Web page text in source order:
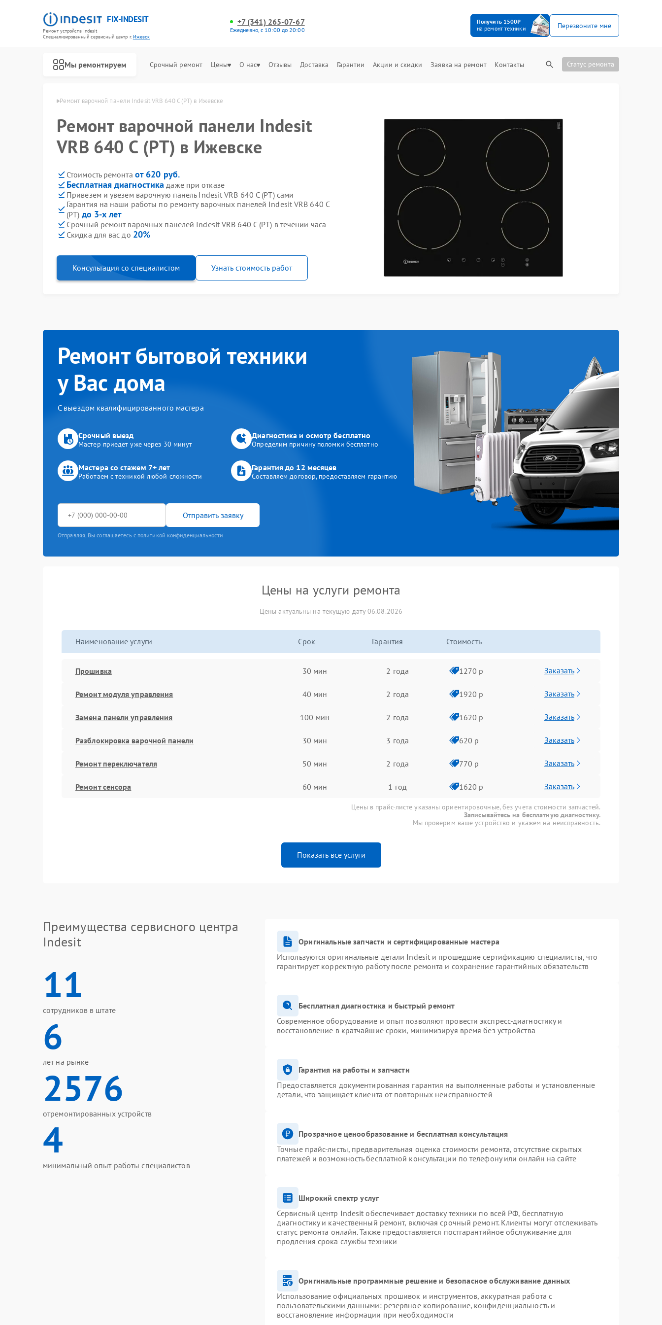
FIX-INDESIT
Ремонт устройств Indesit
Специализированный cервисный центр г.Ижевск
+7 (341) 265-07-67
Ежедневно, с 10:00 до 20:00
Получить 1500₽
на ремонт техники
Перезвоните мне
Мы ремонтируем Срочный ремонт Цены О нас Отзывы Доставка Гарантии Акции и скидки Заявка на ремонт Контакты Статус ремонта
Ремонт варочной панели Indesit VRB 640 C (PT) в Ижевске
Ремонт варочной панели Indesit
VRB 640 C (PT) в Ижевске
Стоимость ремонта от 620 руб.
Бесплатная диагностика даже при отказе
Привезем и увезем варочную панель Indesit VRB 640 C (PT) сами
Гарантия на наши работы по ремонту варочных панелей Indesit VRB 640 C
(PT) до 3-х лет
Срочный ремонт варочных панелей Indesit VRB 640 C (PT) в течении часа
Скидка для вас до 20%
Консультация со специалистом Узнать стоимость работ
Ремонт бытовой техники
у Вас дома
С выездом квалифицированного мастера
Срочный выезд
Мастер приедет уже через 30 минут
Диагностика и осмотр бесплатно
Определим причину поломки бесплатно
Мастера со стажем 7+ лет
Работаем с техникой любой сложности
Гарантия до 12 месяцев
Составляем договор, предоставляем гарантию
Отправить заявку
Отправляя, Вы соглашаетесь с политикой конфиденциальности
Цены на услуги ремонта
Цены актуальны на текущую дату 06.08.2026
Наименование услуги Срок Гарантия Стоимость
Прошивка 30 мин 2 года 1270 р Заказать
Ремонт модуля управления 40 мин 2 года 1920 р Заказать
Замена панели управления 100 мин 2 года 1620 р Заказать
Разблокировка варочной панели 30 мин 3 года 620 р Заказать
Ремонт переключателя 50 мин 2 года 770 р Заказать
Ремонт сенсора 60 мин 1 год 1620 р Заказать
Цены в прайс-листе указаны ориентировочные, без учета стоимости запчастей.
Записывайтесь на бесплатную диагностику.
Мы проверим ваше устройство и укажем на неисправность.
Показать все услуги
Преимущества сервисного центра
Indesit
11
сотрудников в штате
6
лет на рынке
2576
отремонтированных устройств
4
минимальный опыт работы специалистов
Оригинальные запчасти и сертифицированные мастера
Используются оригинальные детали Indesit и прошедшие сертификацию специалисты, что
гарантирует корректную работу после ремонта и сохранение гарантийных обязательств
Бесплатная диагностика и быстрый ремонт
Современное оборудование и опыт позволяют провести экспресс-диагностику и
восстановление в кратчайшие сроки, минимизируя время без устройства
Гарантия на работы и запчасти
Предоставляется документированная гарантия на выполненные работы и установленные
детали, что защищает клиента от повторных неисправностей
Прозрачное ценообразование и бесплатная консультация
Точные прайс-листы, предварительная оценка стоимости ремонта, отсутствие скрытых
платежей и возможность бесплатной консультации по телефону или онлайн на сайте
Широкий спектр услуг
Сервисный центр Indesit обеспечивает доставку техники по всей РФ, бесплатную
диагностику и качественный ремонт, включая срочный ремонт. Клиенты могут отслеживать
статус ремонта онлайн. Также предоставляется постгарантийное обслуживание для
продления срока службы техники
Оригинальные программные решение и безопасное обслуживание данных
Использование официальных прошивок и инструментов, аккуратная работа с
пользовательскими данными: резервное копирование, конфиденциальность и
восстановление информации при необходимости